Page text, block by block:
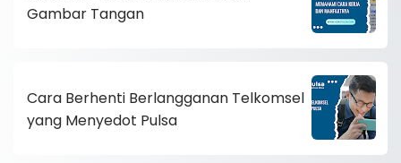
Gambar Tangan
Cara Berhenti Berlangganan Telkomsel
yang Menyedot Pulsa